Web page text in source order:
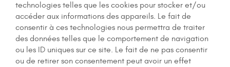
technologies telles que les cookies pour stocker et/ou
accéder aux informations des appareils. Le fait de
consentir à ces technologies nous permettra de traiter
des données telles que le comportement de navigation
ou les ID uniques sur ce site. Le fait de ne pas consentir
ou de retirer son consentement peut avoir un effet